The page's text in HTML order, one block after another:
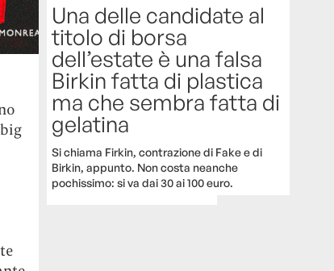
Una delle candidate al
titolo di borsa
dell’estate è una falsa
Birkin fatta di plastica
ma che sembra fatta di
gelatina
Si chiama Firkin, contrazione di Fake e di
Birkin, appunto. Non costa neanche
pochissimo: si va dai 30 ai 100 euro.